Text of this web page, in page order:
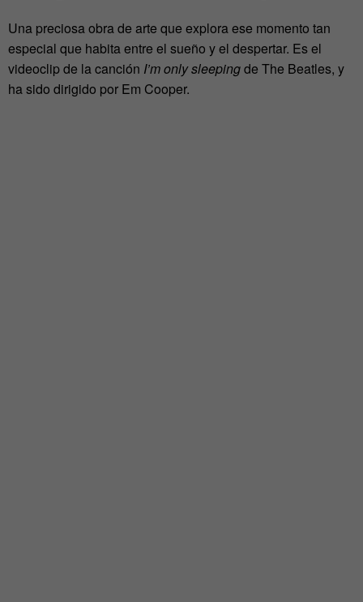
Una preciosa obra de arte que explora ese momento tan
especial que habita entre el sueño y el despertar. Es el
videoclip de la canción I’m only sleepingde The Beatles, y
ha sido dirigido por Em Cooper.